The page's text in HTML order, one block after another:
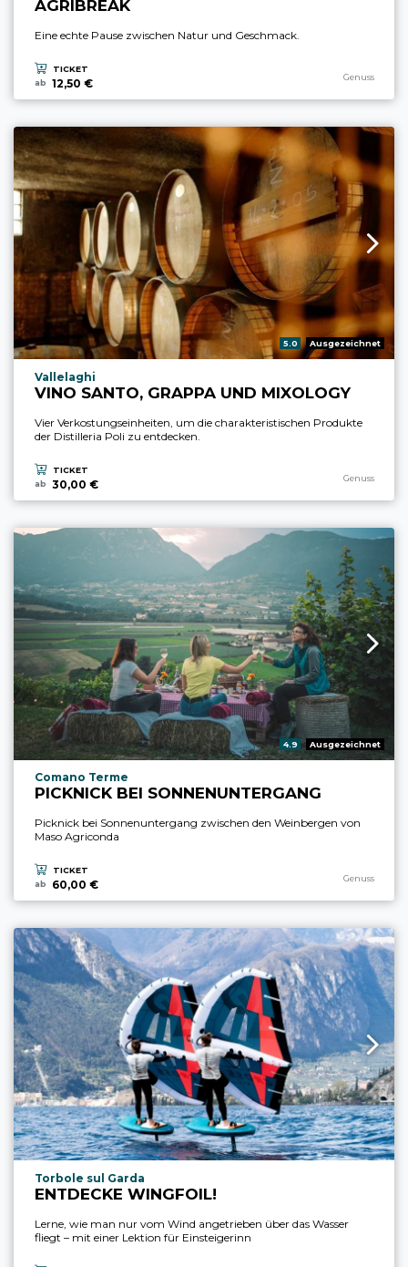
AGRIBREAK
Eine echte Pause zwischen Natur und Geschmack.
TICKET
ab
12,50 € Genuss
aria.rating_prefix:
5.0 Ausgezeichnet
aria.experience_location_prefix
Vallelaghi
VINO SANTO, GRAPPA UND MIXOLOGY
Vier Verkostungseinheiten, um die charakteristischen Produkte
der Distilleria Poli zu entdecken.
TICKET
ab
30,00 € Genuss
aria.rating_prefix:
4.9 Ausgezeichnet
aria.experience_location_prefix
Comano Terme
PICKNICK BEI SONNENUNTERGANG
Picknick bei Sonnenuntergang zwischen den Weinbergen von
Maso Agriconda
TICKET
ab
60,00 € Genuss
aria.experience_location_prefix
Torbole sul Garda
ENTDECKE WINGFOIL!
Lerne, wie man nur vom Wind angetrieben über das Wasser
fliegt – mit einer Lektion für Einsteigerinn